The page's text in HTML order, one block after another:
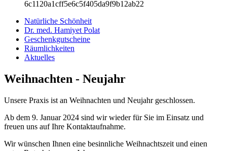
Natürliche Schönheit
Dr. med. Hamiyet Polat
Geschenkgutscheine
Räumlichkeiten
Aktuelles
Weihnachten - Neujahr
Unsere Praxis ist an Weihnachten und Neujahr geschlossen.
Ab dem 9. Januar 2024 sind wir wieder für Sie im Einsatz und
freuen uns auf Ihre Kontaktaufnahme.
Wir wünschen Ihnen eine besinnliche Weihnachtszeit und einen